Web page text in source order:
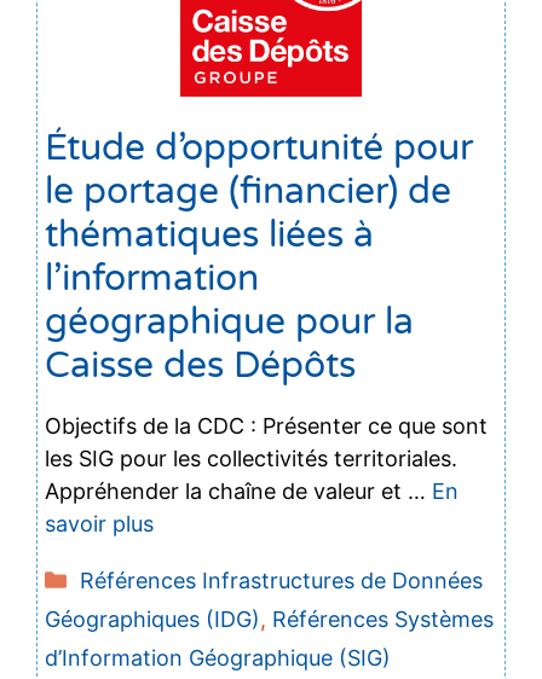
Étude d’opportunité pour
le portage (financier) de
thématiques liées à
l’information
géographique pour la
Caisse des Dépôts
Objectifs de la CDC : Présenter ce que sont
les SIG pour les collectivités territoriales.
Appréhender la chaîne de valeur et … En
savoir plus
Catégories
Références Infrastructures de Données
Géographiques (IDG), Références Systèmes
d’Information Géographique (SIG)